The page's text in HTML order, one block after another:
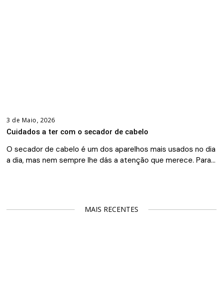
3 de Maio, 2026
Cuidados a ter com o secador de cabelo
O secador de cabelo é um dos aparelhos mais usados no dia
a dia, mas nem sempre lhe dás a atenção que merece. Para…
MAIS RECENTES